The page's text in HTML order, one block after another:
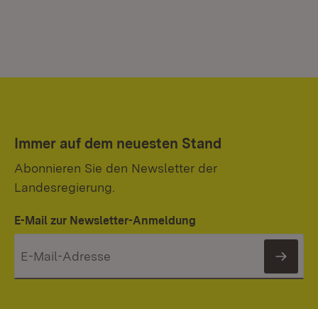
Immer auf dem neuesten Stand
Abonnieren Sie den Newsletter der
Landesregierung.
E-Mail zur Newsletter-Anmeldung